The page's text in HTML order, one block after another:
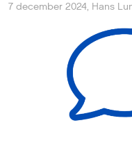
7 december 2024, Hans